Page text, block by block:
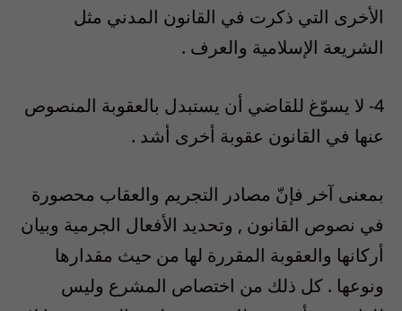
الأخرى التي ذكرت في القانون المدني مثل
الشريعة الإسلامية والعرف .
4- لا يسوّغ للقاضي أن يستبدل بالعقوبة المنصوص
عنها في القانون عقوبة أخرى أشد .
بمعنى آخر فإنّ مصادر التجريم والعقاب محصورة
في نصوص القانون , وتحديد الأفعال الجرمية وبيان
أركانها والعقوبة المقررة لها من حيث مقدارها
ونوعها . كل ذلك من اختصاص المشرع وليس